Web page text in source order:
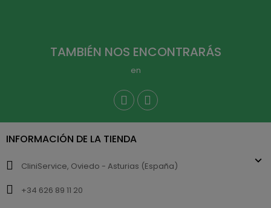
TAMBIÉN NOS ENCONTRARÁS
en
INFORMACIÓN DE LA TIENDA
CliniService, Oviedo - Asturias (España)
+34 626 89 11 20